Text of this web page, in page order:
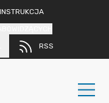
INSTRUKCJA
RSS